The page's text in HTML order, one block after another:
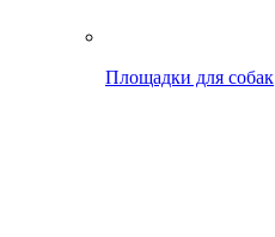
Площадки для собак